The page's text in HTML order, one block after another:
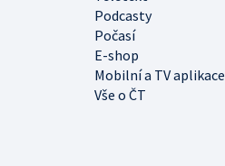
Podcasty
Počasí
E-shop
Mobilní a TV aplikace
Vše o ČT